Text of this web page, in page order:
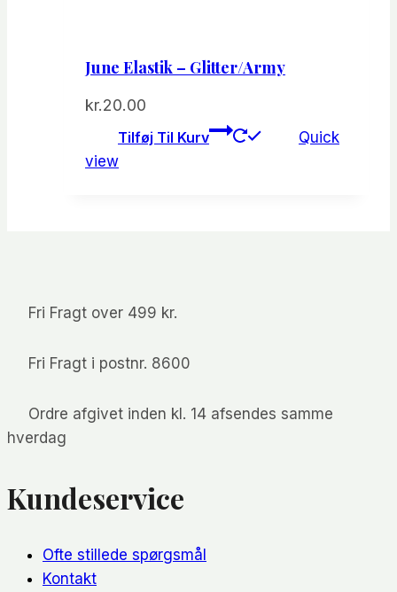
June Elastik – Glitter/Army
kr.20.00
Tilføj Til Kurv
Quick
view
Fri Fragt over 499 kr.
Fri Fragt i postnr. 8600
Ordre afgivet inden kl. 14 afsendes samme
hverdag
Kundeservice
Ofte stillede spørgsmål
Kontakt